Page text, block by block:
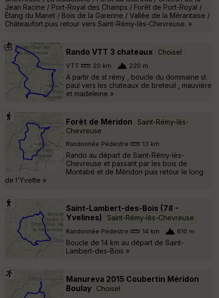
Jean Racine / Port-Royal des Champs / Forêt de Port-Royal /
Étang du Manet / Bois de la Garenne / Vallée de la Mérantaise /
Châteaufort puis retour vers Saint-Rémy-lès-Chevreuse. »
Rando VTT 3 chateaux Choisel
VTT 20 km 220 m
A partir de st rémy , boucle du dommaine st
paul vers les chateaux de breteuil , mauvière
et madeleine »
Forêt de Méridon
Saint-Rémy-lès-
Chevreuse
Randonnée Pédestre 13 km
Rando au départ de Saint-Rémy-lès-
Chevreuse et passant par les bois de
Montabé et de Méridon puis retour le long
de l'Yvette »
Saint-Lambert-des-Bois (78 -
Yvelines)
Saint-Rémy-lès-Chevreuse
Randonnée Pédestre 14 km 610 m
Boucle de 14 km au départ de Saint-
Lambert-des-Bois »
Manureva 2015 Coubertin Méridon
Boulay
Choisel